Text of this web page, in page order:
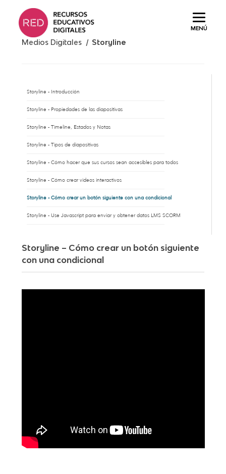
MENÚ
Saltar
contenido.
Medios Digitales /Storyline
Storyline - Introducción
Storyline - Propiedades de las diapositivas
Storyline - Timeline, Estados y Notas
Storyline - Tipos de diapositivas
Storyline - Cómo hacer que sus cursos sean accesibles para todos
Storyline - Cómo crear videos interactivos
Storyline - Cómo crear un botón siguiente con una condicional
Storyline - Use Javascript para enviar y obtener datos LMS SCORM
Storyline – Cómo crear un botón siguiente
con una condicional